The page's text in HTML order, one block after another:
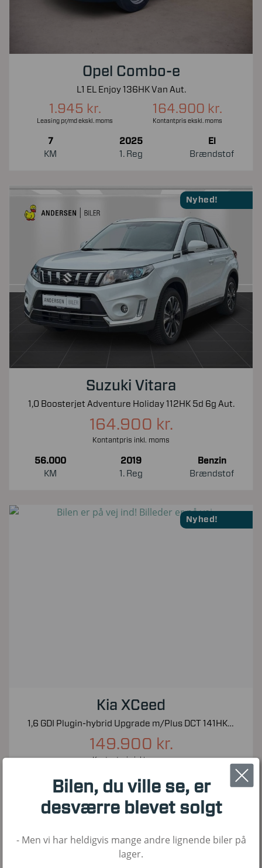
Opel Combo-e
L1 EL Enjoy 136HK Van Aut.
1.945 kr.
Leasing pr/md ekskl. moms
164.900 kr.
Kontantpris ekskl. moms
7
KM
2025
1. Reg
El
Brændstof
Nyhed!
Suzuki Vitara
1,0 Boosterjet Adventure Holiday 112HK 5d 6g Aut.
164.900 kr.
Kontantpris inkl. moms
56.000
KM
2019
1. Reg
Benzin
Brændstof
Nyhed!
Kia XCeed
1,6 GDI Plugin-hybrid Upgrade m/Plus DCT 141HK 5d 6g Aut.
149.900 kr.
Kontantpris inkl. moms
65.000
KM
2020
1. Reg
Hybrid
Brændstof
Nyhed!
Bilen, du ville se, er
desværre blevet solgt
- Men vi har heldigvis mange andre lignende biler på
lager.